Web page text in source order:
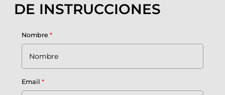
DE INSTRUCCIONES
Nombre *
Email *